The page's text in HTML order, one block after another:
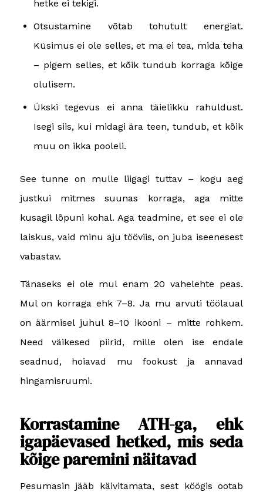
hetke ei tekigi.
Otsustamine võtab tohutult energiat.
Küsimus ei ole selles, et ma ei tea, mida teha
– pigem selles, et kõik tundub korraga kõige
olulisem.
Ükski tegevus ei anna täielikku rahuldust.
Isegi siis, kui midagi ära teen, tundub, et kõik
muu on ikka pooleli.
See tunne on mulle liigagi tuttav – kogu aeg
justkui mitmes suunas korraga, aga mitte
kusagil lõpuni kohal. Aga teadmine, et see ei ole
laiskus, vaid minu aju tööviis, on juba iseenesest
vabastav.
Tänaseks ei ole mul enam 20 vahelehte peas.
Mul on korraga ehk 7–8. Ja mu arvuti töölaual
on äärmisel juhul 8–10 ikooni – mitte rohkem.
Need väikesed piirid, mille olen ise endale
seadnud, hoiavad mu fookust ja annavad
hingamisruumi.
Korrastamine ATH-ga, ehk
igapäevased hetked, mis seda
kõige paremini näitavad
Pesumasin jääb käivitamata, sest köögis ootab